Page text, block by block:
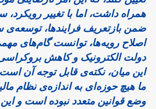
همراه داشت، اما با تغییر رویکرد،
ضمن بازتعریف فرایندها، توسعه‌ی
اصلاح رویه‌ها، توانست گام‌های
دولت الکترونیک و کاهش بروکراسی
این میان، نکته‌ی قابل توجه آن
ما هیچ حوزه‌ای به اندازه‌ی نظام
وضع قوانین متعدد نبوده است و